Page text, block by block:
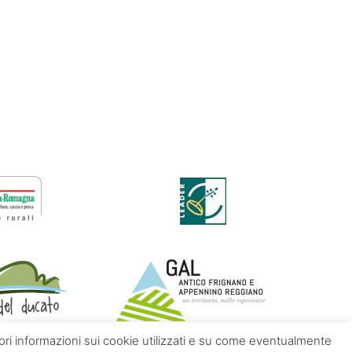
informazioni sui cookie utilizzati e su come eventualmente